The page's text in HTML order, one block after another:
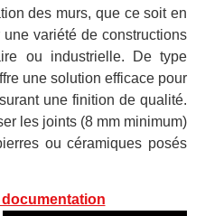
des murs, que ce soit en
variété de constructions
ou industrielle. De type
une solution efficace pour
une finition de qualité.
les joints (8 mm minimum)
ou céramiques posés